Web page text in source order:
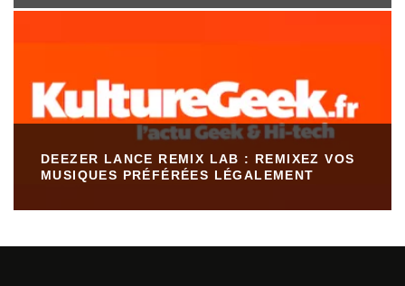
DEEZER LANCE REMIX LAB : REMIXEZ VOS
MUSIQUES PRÉFÉRÉES LÉGALEMENT